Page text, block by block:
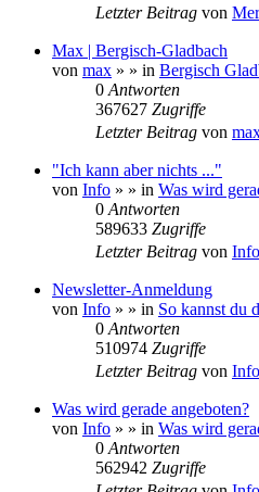
Letzter Beitrag von
Max | Bergisch-Gladbach
von max » » in Bergisch
0 Antworten
367627 Zugriffe
Letzter Beitrag von
"Ich kann aber nichts ..."
von Info » » in Was wird
0 Antworten
589633 Zugriffe
Letzter Beitrag von Info
Newsletter-Anmeldung
von Info » » in So kannst du
0 Antworten
510974 Zugriffe
Letzter Beitrag von Info
Was wird gerade angeboten?
von Info » » in Was wird
0 Antworten
562942 Zugriffe